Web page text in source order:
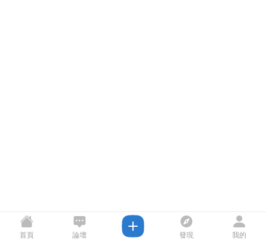
首頁 論壇 發現 我的